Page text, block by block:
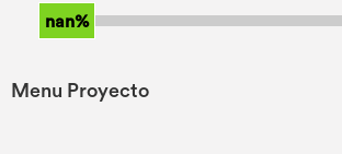
nan%
Menu Proyecto